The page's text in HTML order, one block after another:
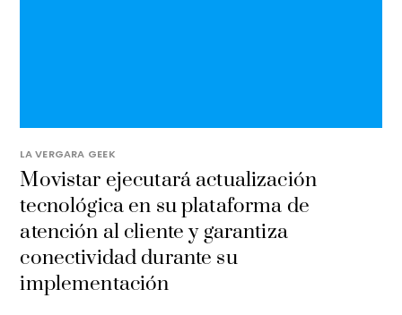
LA VERGARA GEEK
Movistar ejecutará actualización
tecnológica en su plataforma de
atención al cliente y garantiza
conectividad durante su
implementación